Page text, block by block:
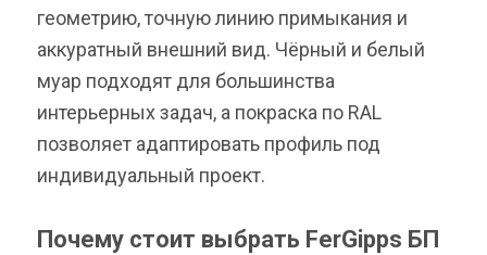
геометрию, точную линию примыкания и
аккуратный внешний вид. Чёрный и белый
муар подходят для большинства
интерьерных задач, а покраска по RAL
позволяет адаптировать профиль под
индивидуальный проект.
Почему стоит выбрать FerGipps БП